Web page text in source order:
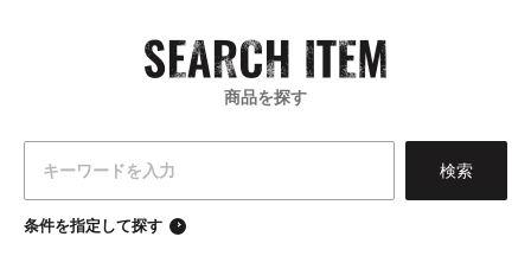
商品を探す
条件を指定して探す